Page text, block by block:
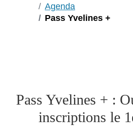
Agenda
Pass Yvelines +
Pass Yvelines + :
inscriptions le